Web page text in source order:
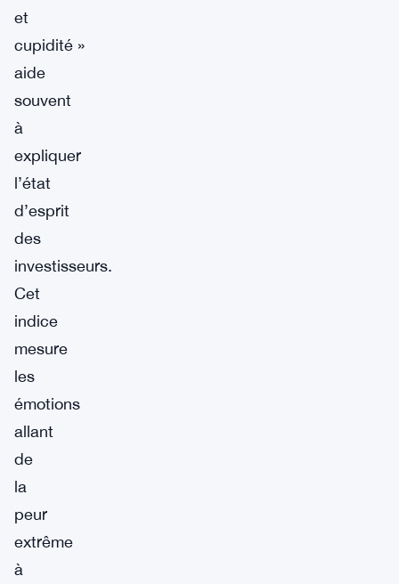
et
cupidité »
aide
souvent
à
expliquer
l’état
d’esprit
des
investisseurs.
Cet
indice
mesure
les
émotions
allant
de
la
peur
extrême
à